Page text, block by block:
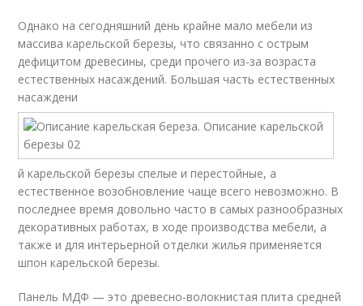
Однако на сегодняшний день крайне мало мебели из
массива карельской березы, что связанно с острым
дефицитом древесины, среди прочего из-за возраста
естественных насаждений. Большая часть естественных
насаждени
й карельской березы спелые и перестойные, а
естественное возобновление чаще всего невозможно. В
последнее время довольно часто в самых разнообразных
декоративных работах, в ходе производства мебели, а
также и для интерьерной отделки жилья применяется
шпон карельской березы.
Панель МДФ — это древесно-волокнистая плита средней